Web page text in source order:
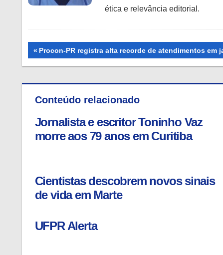
ética e relevância editorial.
Navegação
de
Post
Previous
Procon-PR registra alta recorde de atendimentos em
Conteúdo relacionado
Jornalista e escritor Toninho Vaz
morre aos 79 anos em Curitiba
Cientistas descobrem novos sinais
de vida em Marte
UFPR Alerta